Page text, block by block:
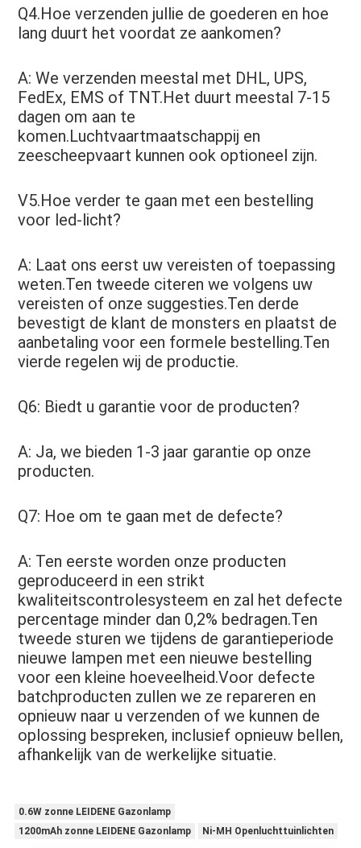
Q4.Hoe verzenden jullie de goederen en hoe
lang duurt het voordat ze aankomen?
A: We verzenden meestal met DHL, UPS,
FedEx, EMS of TNT.Het duurt meestal 7-15
dagen om aan te
komen.Luchtvaartmaatschappij en
zeescheepvaart kunnen ook optioneel zijn.
V5.Hoe verder te gaan met een bestelling
voor led-licht?
A: Laat ons eerst uw vereisten of toepassing
weten.Ten tweede citeren we volgens uw
vereisten of onze suggesties.Ten derde
bevestigt de klant de monsters en plaatst de
aanbetaling voor een formele bestelling.Ten
vierde regelen wij de productie.
Q6: Biedt u garantie voor de producten?
A: Ja, we bieden 1-3 jaar garantie op onze
producten.
Q7: Hoe om te gaan met de defecte?
A: Ten eerste worden onze producten
geproduceerd in een strikt
kwaliteitscontrolesysteem en zal het defecte
percentage minder dan 0,2% bedragen.Ten
tweede sturen we tijdens de garantieperiode
nieuwe lampen met een nieuwe bestelling
voor een kleine hoeveelheid.Voor defecte
batchproducten zullen we ze repareren en
opnieuw naar u verzenden of we kunnen de
oplossing bespreken, inclusief opnieuw bellen,
afhankelijk van de werkelijke situatie.
0.6W zonne LEIDENE Gazonlamp
1200mAh zonne LEIDENE Gazonlamp
Ni-MH Openluchttuinlichten